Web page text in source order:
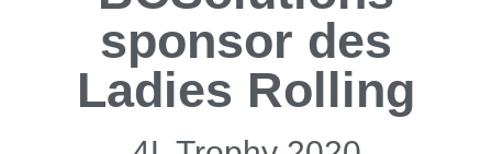
sponsor des
Ladies Rolling